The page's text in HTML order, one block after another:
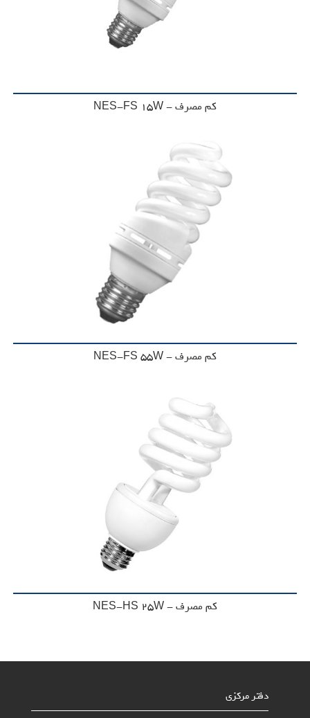
کم مصرف - NES-FS 15W
کم مصرف - NES-FS 55W
کم مصرف - NES-HS 25W
دفتر مرکزی